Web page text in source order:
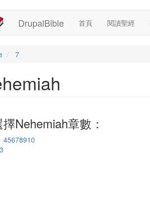
DrupalBible 首頁 閱讀聖經
7
Nehemiah章數：
45678910